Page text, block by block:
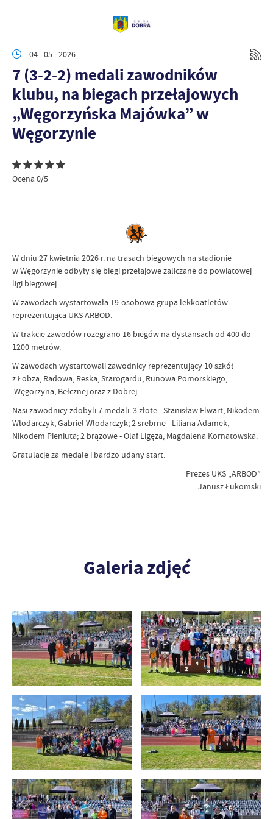
04 - 05 - 2026
7 (3-2-2) medali zawodników
klubu, na biegach przełajowych
„Węgorzyńska Majówka” w
Węgorzynie
Ocena 0/5
W dniu 27 kwietnia 2026 r. na trasach biegowych na stadionie
w Węgorzynie odbyły się biegi przełajowe zaliczane do powiatowej
ligi biegowej.
W zawodach wystartowała 19-osobowa grupa lekkoatletów
reprezentująca UKS ARBOD.
W trakcie zawodów rozegrano 16 biegów na dystansach od 400 do
1200 metrów.
W zawodach wystartowali zawodnicy reprezentujący 10 szkół
z Łobza, Radowa, Reska, Starogardu, Runowa Pomorskiego,
Węgorzyna, Bełcznej oraz z Dobrej.
Nasi zawodnicy zdobyli 7 medali: 3 złote - Stanisław Elwart, Nikodem
Włodarczyk, Gabriel Włodarczyk; 2 srebrne - Liliana Adamek,
Nikodem Pieniuta; 2 brązowe - Olaf Ligęza, Magdalena Kornatowska.
Gratulacje za medale i bardzo udany start.
Prezes UKS „ARBOD”
Janusz Łukomski
Galeria zdjęć